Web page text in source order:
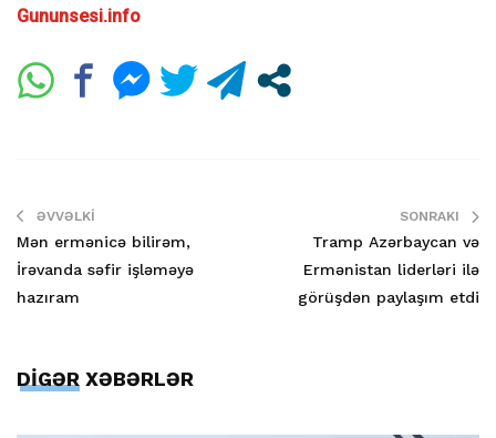
Gununsesi.info
ƏVVƏLKI
Mən ermənicə bilirəm,
İrəvanda səfir işləməyə
hazıram
SONRAKI
Tramp Azərbaycan və
Ermənistan liderləri ilə
görüşdən paylaşım etdi
DİGƏR XƏBƏRLƏR